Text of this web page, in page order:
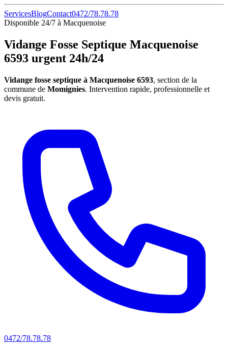
ServicesBlogContact0472/78.78.78
Disponible 24/7 à Macquenoise
Vidange Fosse Septique Macquenoise
6593 urgent 24h/24
Vidange fosse septique à Macquenoise 6593, section de la
commune de Momignies. Intervention rapide, professionnelle et
devis gratuit.
0472/78.78.78